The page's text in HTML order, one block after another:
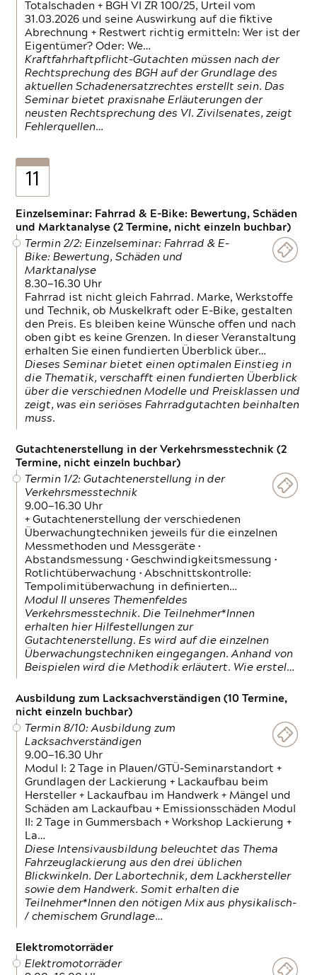
Totalschaden + BGH VI ZR 100/25, Urteil vom
31.03.2026 und seine Auswirkung auf die fiktive
Abrechnung + Restwert richtig ermitteln: Wer ist der
Eigentümer? Oder: We…
Kraftfahrhaftpflicht-Gutachten müssen nach der
Rechtsprechung des BGH auf der Grundlage des
aktuellen Schadenersatzrechtes erstellt sein. Das
Seminar bietet praxisnahe Erläuterungen der
neusten Rechtsprechung des VI. Zivilsenates, zeigt
Fehlerquellen…
11
Einzelseminar: Fahrrad & E-Bike: Bewertung, Schäden
und Marktanalyse (2 Termine, nicht einzeln buchbar)
Termin 2/2: Einzelseminar: Fahrrad & E-
Bike: Bewertung, Schäden und
Marktanalyse
8.30—16.30 Uhr
Fahrrad ist nicht gleich Fahrrad. Marke, Werkstoffe
und Technik, ob Muskelkraft oder E-Bike, gestalten
den Preis. Es bleiben keine Wünsche offen und nach
oben gibt es keine Grenzen. In dieser Veranstaltung
erhalten Sie einen fundierten Überblick über…
Dieses Seminar bietet einen optimalen Einstieg in
die Thematik, verschafft einen fundierten Überblick
über die verschiednen Modelle und Preisklassen und
zeigt, was ein seriöses Fahrradgutachten beinhalten
muss.
Gutachtenerstellung in der Verkehrsmesstechnik (2
Termine, nicht einzeln buchbar)
Termin 1/2: Gutachtenerstellung in der
Verkehrsmesstechnik
9.00—16.30 Uhr
+ Gutachtenerstellung der verschiedenen
Überwachungtechniken jeweils für die einzelnen
Messmethoden und Messgeräte •
Abstandsmessung • Geschwindigkeitsmessung •
Rotlichtüberwachung • Abschnittskontrolle:
Tempolimitüberwachung in definierten…
Modul II unseres Themenfeldes
Verkehrsmesstechnik. Die Teilnehmer*Innen
erhalten hier Hilfestellungen zur
Gutachtenerstellung. Es wird auf die einzelnen
Überwachungstechniken eingegangen. Anhand von
Beispielen wird die Methodik erläutert. Wie erstel…
Ausbildung zum Lacksachverständigen (10 Termine,
nicht einzeln buchbar)
Termin 8/10: Ausbildung zum
Lacksachverständigen
9.00—16.30 Uhr
Modul I: 2 Tage in Plauen/GTÜ-Seminarstandort +
Grundlagen der Lackierung + Lackaufbau beim
Hersteller + Lackaufbau im Handwerk + Mängel und
Schäden am Lackaufbau + Emissionsschäden Modul
II: 2 Tage in Gummersbach + Workshop Lackierung +
La…
Diese Intensivausbildung beleuchtet das Thema
Fahrzeuglackierung aus den drei üblichen
Blickwinkeln. Der Labortechnik, dem Lackhersteller
sowie dem Handwerk. Somit erhalten die
Teilnehmer*Innen den nötigen Mix aus physikalisch-
/ chemischem Grundlage…
Elektromotorräder
Elektromotorräder